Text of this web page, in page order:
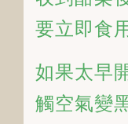
要立即食
如果太早
觸空氣變